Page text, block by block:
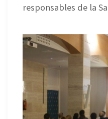
responsables de la